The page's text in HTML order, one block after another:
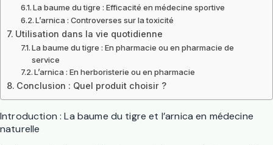
La baume du tigre : Efficacité en médecine sportive
L’arnica : Controverses sur la toxicité
Utilisation dans la vie quotidienne
La baume du tigre : En pharmacie ou en pharmacie de
service
L’arnica : En herboristerie ou en pharmacie
Conclusion : Quel produit choisir ?
Introduction : La baume du tigre et l’arnica en médecine
naturelle